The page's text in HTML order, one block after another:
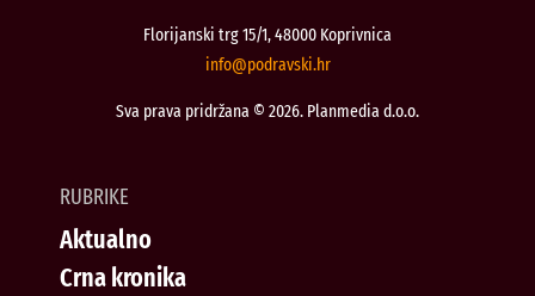
Florijanski trg 15/1, 48000 Koprivnica
rh.iksvardop
@ofni
Sva prava pridržana © 2026. Planmedia d.o.o.
RUBRIKE
Aktualno
Crna kronika